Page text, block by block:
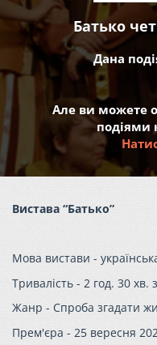
Батько
Дана
Але ви можете
подіями
Вистава “Батько”
Мова вистави -
Тривалість - 2 год. 30 хв.
Жанр - Спроба згадати
Прем'єра - 25 вересня